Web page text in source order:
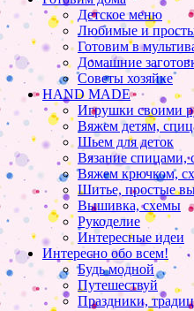
Детское меню
Любимые и
Готовим в
Домашние
Советы хозяйке
HAND MADE
Игрушки своими
Вяжем детям,
Шьем для деток
Вязание спицами,
Вяжем крючком,
Шитье, простые
Вышивка, схемы
Рукоделие
Интересные идеи
Интересно обо всем!
Будь модной
Путешествуй
Праздники,